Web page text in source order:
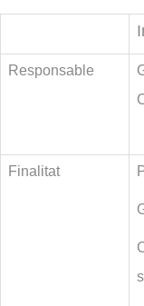
Responsable
Finalitat